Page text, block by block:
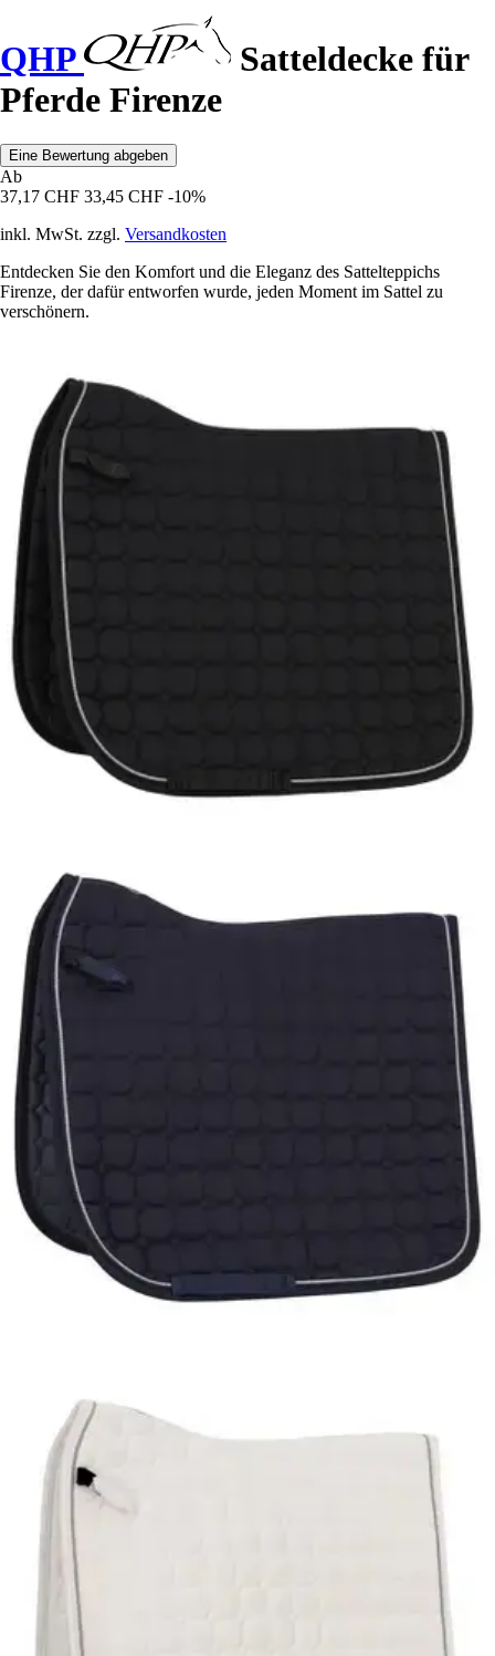
QHP
Satteldecke für
Pferde Firenze
Eine Bewertung abgeben
Ab
37,17 CHF 33,45 CHF -10%
inkl. MwSt. zzgl. Versandkosten
Entdecken Sie den Komfort und die Eleganz des Sattelteppichs
Firenze, der dafür entworfen wurde, jeden Moment im Sattel zu
verschönern.